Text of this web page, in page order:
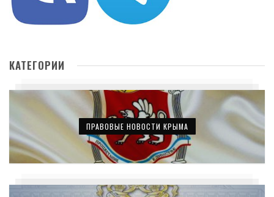
КАТЕГОРИИ
ПРАВОВЫЕ НОВОСТИ КРЫМА